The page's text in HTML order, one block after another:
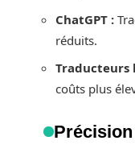
ChatGPT :
réduits.
Traducteurs
coûts plus